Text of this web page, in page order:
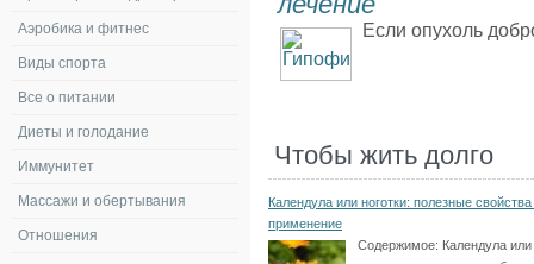
Если опухоль
Чтобы жить долго
Календула или ноготки: полезные свойства
применение
Содержимое: Календула или
Аэробика и фитнес
Виды спорта
Все о питании
Диеты и голодание
Иммунитет
Массажи и обертывания
Отношения